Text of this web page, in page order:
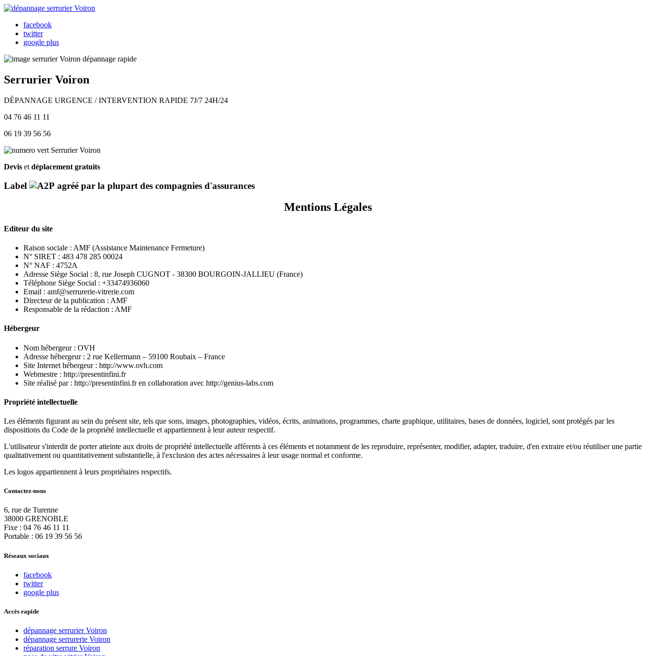
facebook
twitter
google plus
Serrurier Voiron
DÉPANNAGE URGENCE / INTERVENTION RAPIDE 7J/7 24H/24
04 76 46 11 11
06 19 39 56 56
Devis et déplacement gratuits
Label agréé par la plupart des compagnies d'assurances
Mentions Légales
Editeur du site
Raison sociale : AMF (Assistance Maintenance Fermeture)
N° SIRET : 483 478 285 00024
N° NAF : 4752A
Adresse Siège Social : 8, rue Joseph CUGNOT - 38300 BOURGOIN-JALLIEU (France)
Téléphone Siège Social : +33474936060
Email : amf@serrurerie-vitrerie.com
Directeur de la publication : AMF
Responsable de la rédaction : AMF
Hébergeur
Nom hébergeur : OVH
Adresse hébergeur : 2 rue Kellermann – 59100 Roubaix – France
Site Internet hébergeur : http://www.ovh.com
Webmestre : http://presentinfini.fr
Site réalisé par : http://presentinfini.fr en collaboration avec http://genius-labs.com
Propriété intellectuelle
Les éléments figurant au sein du présent site, tels que sons, images, photographies, vidéos, écrits, animations, programmes, charte graphique, utilitaires, bases de données, logiciel, sont protégés par les
dispositions du Code de la propriété intellectuelle et appartiennent à leur auteur respectif.
L'utilisateur s'interdit de porter atteinte aux droits de propriété intellectuelle afférents à ces éléments et notamment de les reproduire, représenter, modifier, adapter, traduire, d'en extraire et/ou réutiliser une partie
qualitativement ou quantitativement substantielle, à l'exclusion des actes nécessaires à leur usage normal et conforme.
Les logos appartiennent à leurs propriétaires respectifs.
Contactez-nous
6, rue de Turenne
38000 GRENOBLE
Fixe : 04 76 46 11 11
Portable : 06 19 39 56 56
Réseaux sociaux
facebook
twitter
google plus
Accès rapide
dépannage serrurier Voiron
dépannage serrurerie Voiron
réparation serrure Voiron